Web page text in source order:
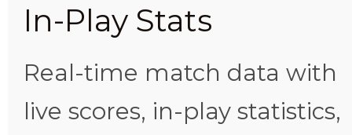
In-Play Stats
Real-time match data with
live scores, in-play statistics,